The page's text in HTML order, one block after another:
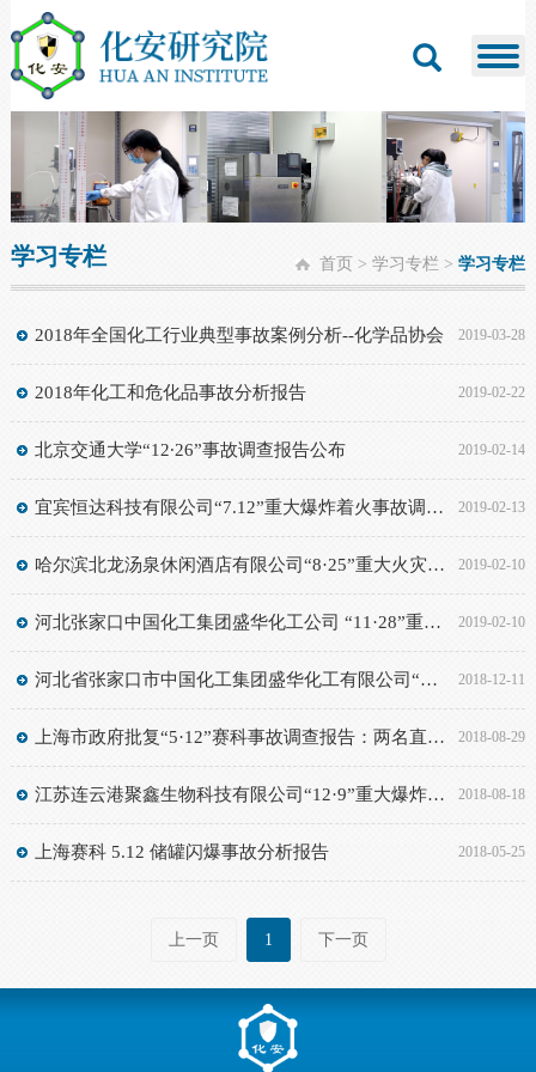
首页 >学习专栏 >学习专栏
学习专栏
2019-03-28
2018年全国化工行业典型事故案例分析--化学品协会
2019-02-22
2018年化工和危化品事故分析报告
2019-02-14
北京交通大学“12∙26”事故调查报告公布
2019-02-13
宜宾恒达科技有限公司“7.12”重大爆炸着火事故调查报告
2019-02-10
哈尔滨北龙汤泉休闲酒店有限公司“8·25”重大火灾责任事故调查报告
2019-02-10
河北张家口中国化工集团盛华化工公司 “11·28”重大爆燃事故调查报告
2018-12-11
河北省张家口市中国化工集团盛华化工有限公司“11.28”重大燃爆事故
2018-08-29
上海市政府批复“5·12”赛科事故调查报告：两名直线管理人员涉刑事犯罪（附动火作业培训PPT）
2018-08-18
江苏连云港聚鑫生物科技有限公司“12·9”重大爆炸事故调查报告
2018-05-25
上海赛科 5.12 储罐闪爆事故分析报告
上一页 1 下一页